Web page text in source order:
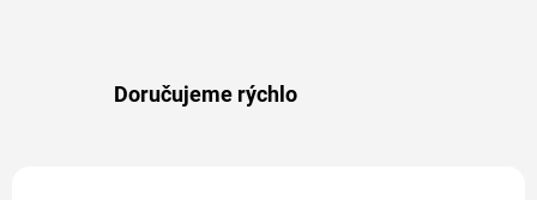
Doručujeme rýchlo